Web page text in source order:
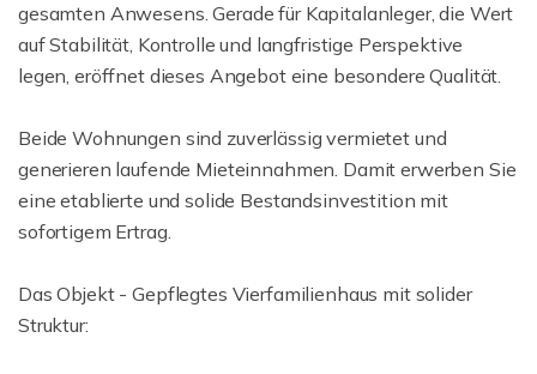
gesamten Anwesens. Gerade für Kapitalanleger, die Wert
auf Stabilität, Kontrolle und langfristige Perspektive
legen, eröffnet dieses Angebot eine besondere Qualität.
Beide Wohnungen sind zuverlässig vermietet und
generieren laufende Mieteinnahmen. Damit erwerben Sie
eine etablierte und solide Bestandsinvestition mit
sofortigem Ertrag.
Das Objekt - Gepflegtes Vierfamilienhaus mit solider
Struktur: